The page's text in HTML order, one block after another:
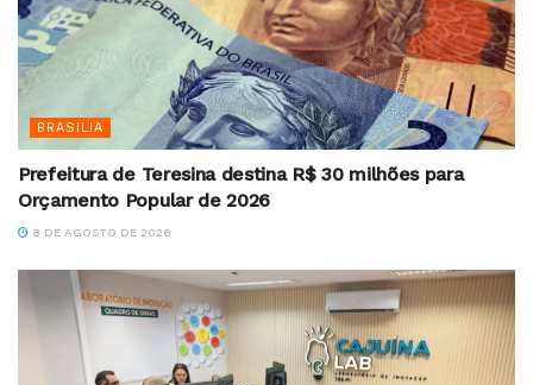
BRASILIA
Prefeitura de Teresina destina R$ 30 milhões para
Orçamento Popular de 2026
8 DE AGOSTO DE 2026